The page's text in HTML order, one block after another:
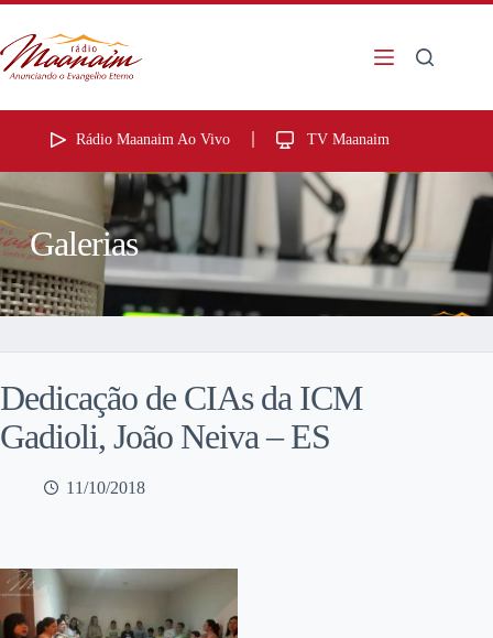
Rádio Maanaim Ao Vivo TV Maanaim
Galerias
Dedicação de CIAs da ICM
Gadioli, João Neiva – ES
11/10/2018